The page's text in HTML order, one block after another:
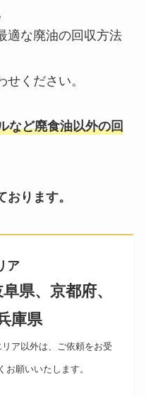
適な廃油の回収方法
ください。
など廃食油以外の回
ります。
ア
県、京都府、
庫県
ア以外は、ご依頼をお受
お願いいたします。